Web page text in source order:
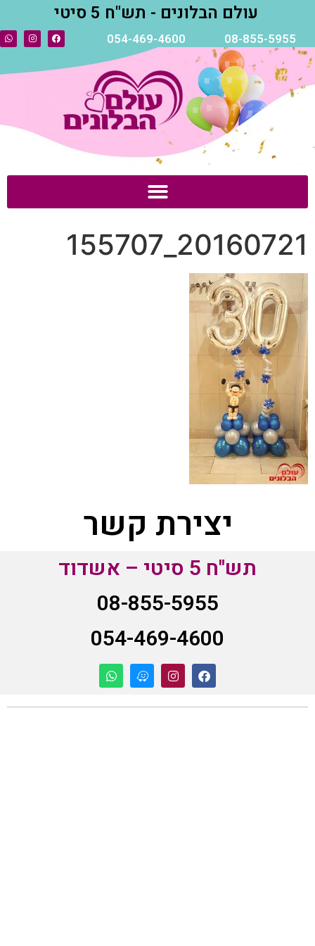
עולם הבלונים - תש"ח 5 סיטי
08-855-5955
054-469-4600
20160721_155707
יצירת קשר
תש"ח 5 סיטי – אשדוד
08-855-5955
054-469-4600